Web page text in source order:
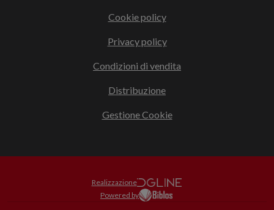
Cookie policy
Privacy policy
Condizioni di vendita
Distribuzione
Gestione Cookie
Realizzazione
Powered by